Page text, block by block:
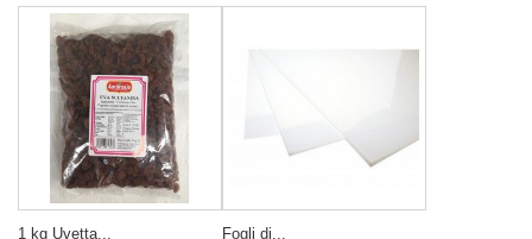
1 kg Uvetta...
Fogli di...